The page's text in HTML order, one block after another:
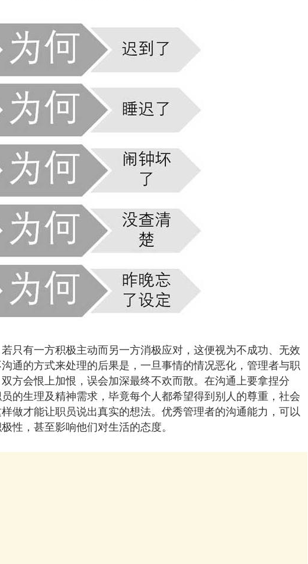
只有一方积极主动而另一方消极应对，这便视为不成功、无效
通的方式来处理的后果是，一旦事情的情况恶化，管理者与职
方会恨上加恨，误会加深最终不欢而散。在沟通上要拿捏分
的生理及精神需求，毕竟每个人都希望得到别人的尊重，社会
做才能让职员说出真实的想法。优秀管理者的沟通能力，可以
性，甚至影响他们对生活的态度。